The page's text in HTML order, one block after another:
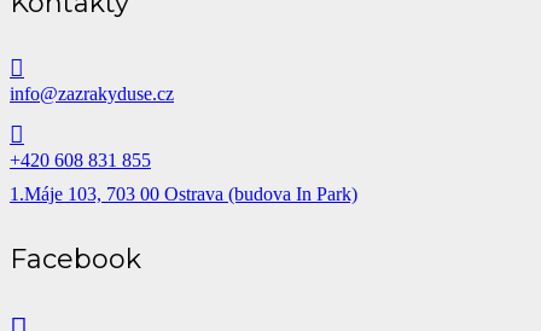
info@zazrakyduse.cz
+420 608 831 855
1.Máje 103, 703 00 Ostrava (budova In Park)
Facebook